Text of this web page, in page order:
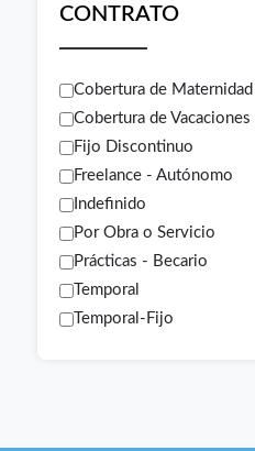
CONTRATO
Cobertura de Maternidad
Cobertura de Vacaciones
Fijo Discontinuo
Freelance - Autónomo
Indefinido
Por Obra o Servicio
Prácticas - Becario
Temporal
Temporal-Fijo